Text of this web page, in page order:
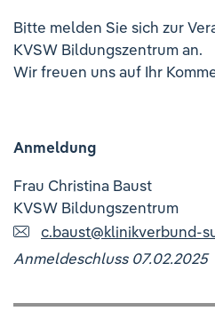
Bitte melden Sie sich zur
KVSW Bildungszentrum an.
Wir freuen uns auf Ihr
Anmeldung
Frau Christina Baust
KVSW Bildungszentrum
c.baust@klinikverbund-
Anmeldeschluss 07.02.2025